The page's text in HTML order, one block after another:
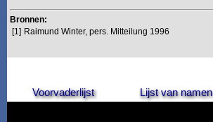
Bronnen:
[1] Raimund Winter, pers. Mitteilung 1996
Voorvaderlijst Lijst van namen